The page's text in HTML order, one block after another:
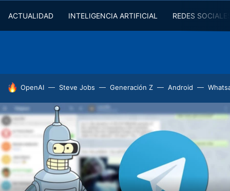
ACTUALIDAD INTELIGENCIA ARTIFICIAL REDES
HOY SE HABLA DE
OpenAI Steve Jobs Generación Z Android